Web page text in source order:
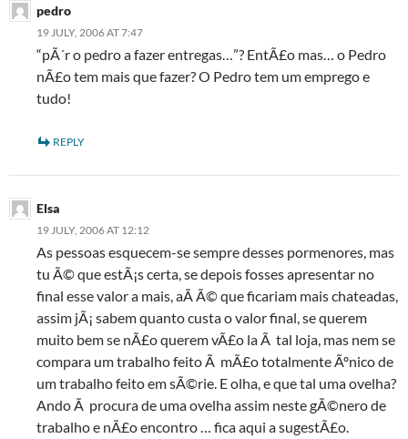
pedro
19 JULY, 2006 AT 7:47
“pÃ´r o pedro a fazer entregas…”? EntÃ£o mas… o Pedro
nÃ£o tem mais que fazer? O Pedro tem um emprego e
tudo!
REPLY
Elsa
19 JULY, 2006 AT 12:12
As pessoas esquecem-se sempre desses pormenores, mas
tu Ã© que estÃ¡s certa, se depois fosses apresentar no
final esse valor a mais, aÃ­ Ã© que ficariam mais chateadas,
assim jÃ¡ sabem quanto custa o valor final, se querem
muito bem se nÃ£o querem vÃ£o la Ã tal loja, mas nem se
compara um trabalho feito Ã mÃ£o totalmente Ãºnico de
um trabalho feito em sÃ©rie. E olha, e que tal uma ovelha?
Ando Ã procura de uma ovelha assim neste gÃ©nero de
trabalho e nÃ£o encontro … fica aqui a sugestÃ£o.